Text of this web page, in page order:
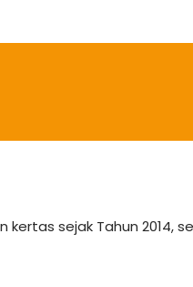
kertas sejak Tahun